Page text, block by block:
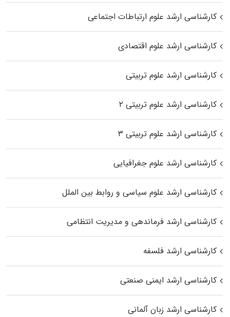
کارشناسی ارشد علوم ارتباطات اجتماعی
کارشناسی ارشد علوم اقتصادی
کارشناسی ارشد علوم تربیتی
کارشناسی ارشد علوم تربیتی ۲
کارشناسی ارشد علوم تربیتی ۳
کارشناسی ارشد علوم جغرافیایی
کارشناسی ارشد علوم سیاسی و روابط بین الملل
کارشناسی ارشد فرماندهی و مدیریت انتظامی
کارشناسی ارشد فلسفه
کارشناسی ارشد ایمنی صنعتی
کارشناسی ارشد زبان آلمانی